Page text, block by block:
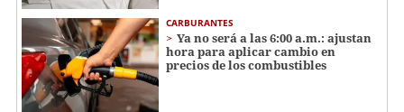
CARBURANTES
Ya no será a las 6:00 a.m.: ajustan
hora para aplicar cambio en
precios de los combustibles